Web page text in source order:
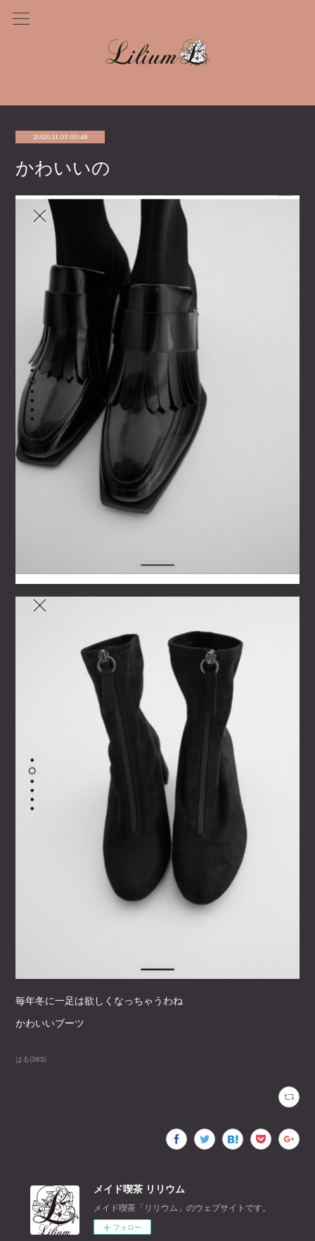
2020.11.03 05:49
かわいいの
毎年冬に一足は欲しくなっちゃうわね
かわいいブーツ
はる(363)
メイド喫茶 リリウム
メイド喫茶「リリウム」のウェブサイトです。
フォロー